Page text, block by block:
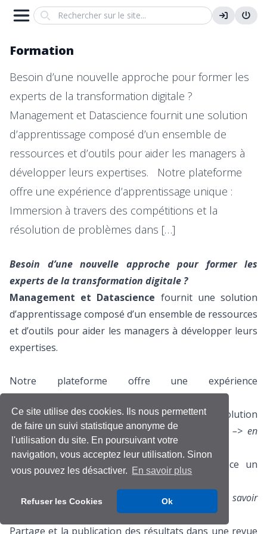
Ce site utilise des cookies. Ils nous permettent
de faire un suivi statistique anonyme de
l'utilisation du site. En poursuivant votre
navigation, vous acceptez leur utilisation. Sinon
vous pouvez les désactiver. En savoir plus
Refuser les Cookies Ok
Search
Formation
Besoin d’une nouvelle approche pour former les
experts de la transformation digitale ?
Management et Datascience fournit une solution
d’apprentissage composé d’un ensemble de
ressources et d’outils pour aider les managers à
développer leurs expertises. Notre plateforme
offre une expérience d’apprentissage unique :
Immersion à travers des compétitions et la
résolution de problèmes dans […]
Besoin d’une nouvelle approche pour former les
experts de la transformation digitale ?
Management et Datascience fournit une solution
d’apprentissage composé d’un ensemble de ressources
et d’outils pour aider les managers à développer leurs
expertises.
Notre plateforme offre une expérience
d’apprentissage unique :
Immersion à travers des compétitions et la résolution
de problèmes dans des camps d’entrainement –>en
savoir plus…
Expérimentation et le travail collaboratif grâce un
Evaluation par les pairs des contributions
en savoir
Partage et la publication des résultats dans une revue